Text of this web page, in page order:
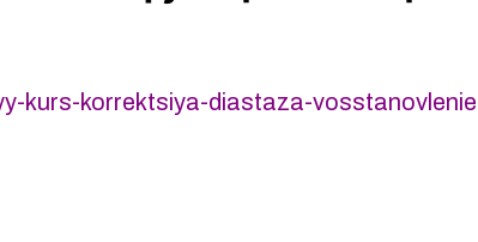
kurs-korrektsiya-diastaza-